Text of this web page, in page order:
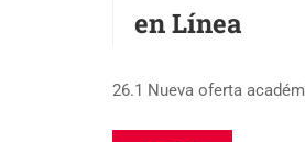
en Línea
26.1 Nueva oferta